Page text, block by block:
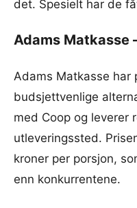
det. Spesielt har de
Adams Matkasse
Adams Matkasse har
budsjettvenlige
med Coop og leverer
utleveringssted.
kroner per porsjon,
enn konkurrentene.